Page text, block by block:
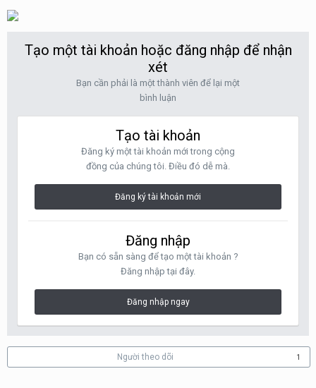
Tạo một tài khoản hoặc đăng nhập để nhận
xét
Bạn cần phải là một thành viên để lại một
bình luận
Tạo tài khoản
Đăng ký một tài khoản mới trong cộng
đồng của chúng tôi. Điều đó dễ mà.
Đăng ký tài khoản mới
Đăng nhập
Bạn có sẵn sàng để tạo một tài khoản ?
Đăng nhập tại đây.
Đăng nhập ngay
Người theo dõi 1